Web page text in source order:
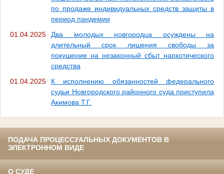
по продаже индивидуальных средств защиты в
период пандемии
01.04.2025
Два молодых новгородца осуждены на
длительный срок лишения свободы за
покушение на незаконный сбыт наркотического
средства
01.04.2025
К исполнению обязанностей федерального
судьи Новгородского районного суда приступила
Акимова Т.Г.
ПОДАЧА ПРОЦЕССУАЛЬНЫХ ДОКУМЕНТОВ В
ЭЛЕКТРОННОМ ВИДЕ
О СУДЕ